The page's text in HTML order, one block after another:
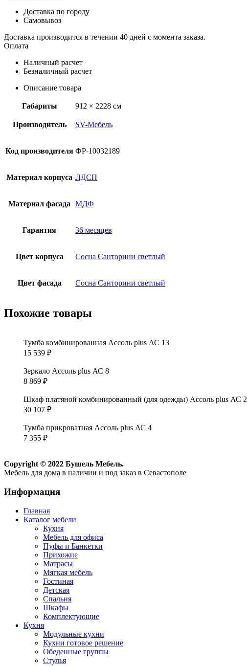
Доставка по городу
Самовывоз
Доставка производится в течении 40 дней с момента заказа.
Оплата
Наличный расчет
Безналичный расчет
Описание товара
Габариты 912 × 2228 см
Производитель SV-Мебель
Код производителя ФР-10032189
Материал корпуса ЛДСП
Материал фасада МДФ
Гарантия 36 месяцев
Цвет корпуса Сосна Санторини светлый
Цвет фасада Сосна Санторини светлый
Похожие товары
Тумба комбинированная Ассоль plus АС 13
15 539 ₽
Зеркало Ассоль plus АС 8
8 869 ₽
Шкаф платяной комбинированный (для одежды) Ассоль plus АС 2
30 107 ₽
Тумба прикроватная Ассоль plus АС 4
7 355 ₽
Copyright © 2022 Бушель Мебель.
Мебель для дома в наличии и под заказ в Севастополе
Информация
Главная
Каталог мебели
Кухня
Мебель для офиса
Пуфы и Банкетки
Прихожие
Матрасы
Мягкая мебель
Гостиная
Детская
Спальня
Шкафы
Комплектующие
Кухня
Модульные кухни
Кухни готовое решение
Обеденные группы
Стулья